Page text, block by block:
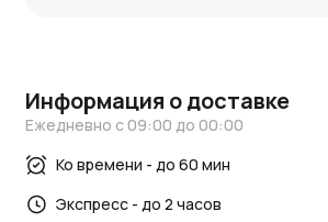
За покупку начисляютсяАзалия Коины
следующих заказах.
Узнайте больше:
Следите за новинками и идеями в
Информация о доставке
Ежедневно с 09:00 до 00:00
Ко времени - до 60 мин
Экспресс - до 2 часов